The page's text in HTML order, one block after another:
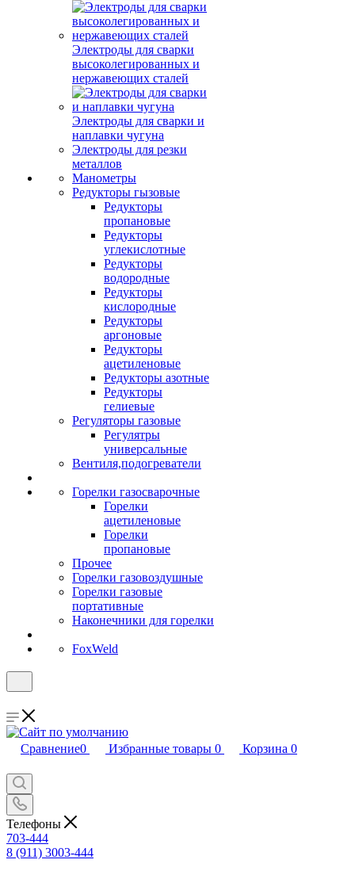
Электроды для сварки
высоколегированных и
нержавеющих сталей
Электроды для сварки и
наплавки чугуна
Электроды для резки
металлов
Манометры
Редукторы гызовые
Редукторы
пропановые
Редукторы
углекислотные
Редукторы
водородные
Редукторы
кислородные
Редукторы
аргоновые
Редукторы
ацетиленовые
Редукторы азотные
Редукторы
гелиевые
Регуляторы газовые
Регулятры
универсальные
Вентиля,подогреватели
Горелки газосварочные
Горелки
ацетиленовые
Горелки
пропановые
Прочее
Горелки газовоздушные
Горелки газовые
портативные
Наконечники для горелки
FoxWeld
Сравнение0 Избранные товары 0 Корзина 0
Телефоны
703-444
8 (911) 3003-444